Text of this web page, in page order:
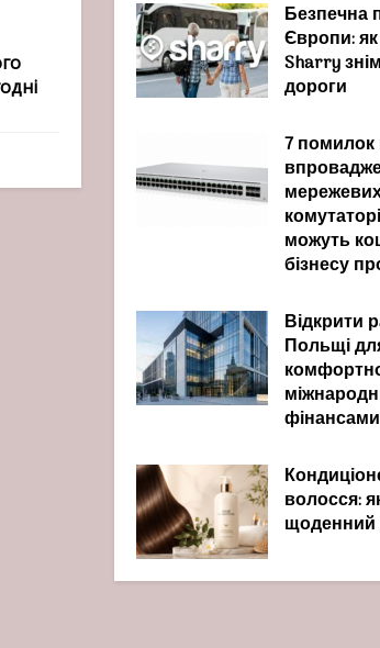
Безпечна
Європи:
Sharry
дороги
7 помилок
можуть
бізнесу
Відкрити
Польщі
фінансами
волосся:
щоденний